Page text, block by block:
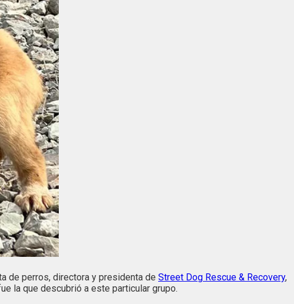
de perros, directora y presidenta de Street Dog Rescue & Recovery,
la que descubrió a este particular grupo.